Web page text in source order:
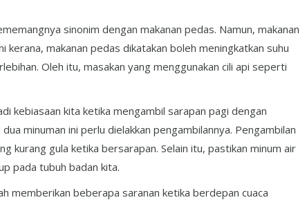
sinonim dengan makanan pedas. Namun, makanan
kerana, makanan pedas dikatakan boleh meningkatkan suhu
Oleh itu, masakan yang menggunakan cili api seperti
kebiasaan kita ketika mengambil sarapan pagi dengan
minuman ini perlu dielakkan pengambilannya. Pengambilan
kurang gula ketika bersarapan. Selain itu, pastikan minum air
pada tubuh badan kita.
memberikan beberapa saranan ketika berdepan cuaca